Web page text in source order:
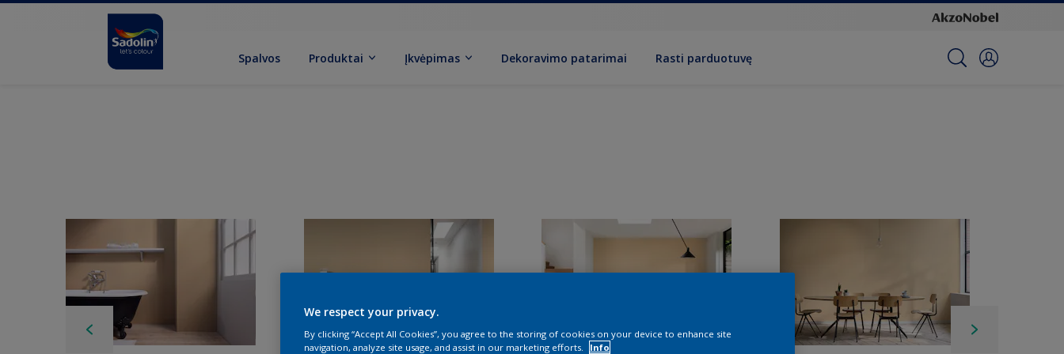
Spalvos Produktai Įkvėpimas Dekoravimo patarimai Rasti parduotuvę
We respect your privacy.
By clicking “Accept All Cookies”, you agree to the storing of cookies on your device to enhance site
navigation, analyze site usage, and assist in our marketing efforts.
Info